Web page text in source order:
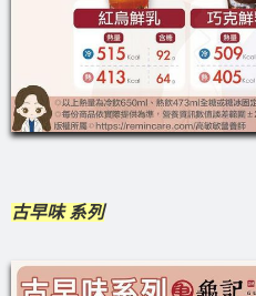
古早味 系列